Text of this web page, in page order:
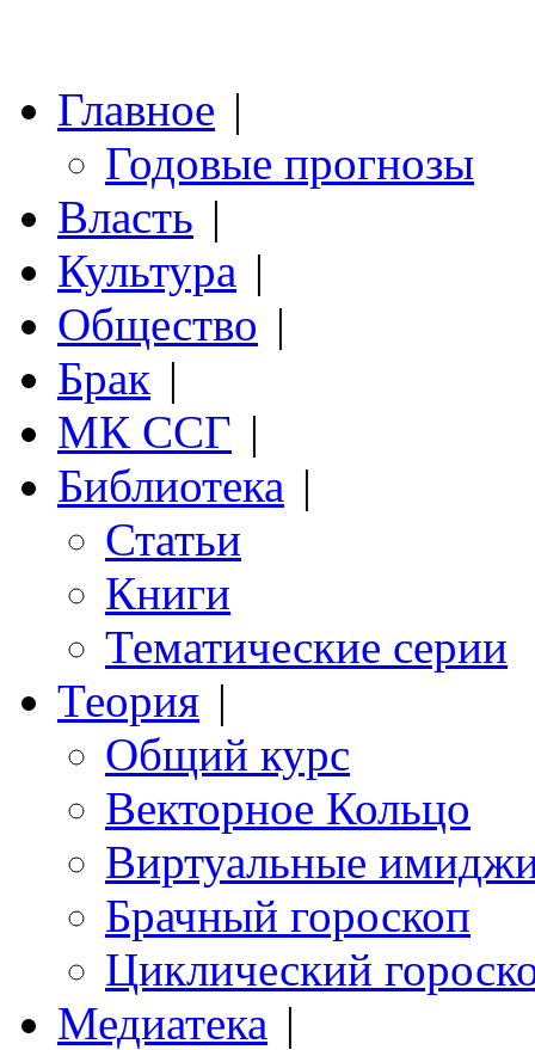
Главное |
Годовые прогнозы
Власть |
Культура |
Общество |
Брак |
МК ССГ |
Библиотека |
Статьи
Книги
Тематические серии
Теория |
Общий курс
Векторное Кольцо
Виртуальные
Брачный гороскоп
Циклический
Медиатека |